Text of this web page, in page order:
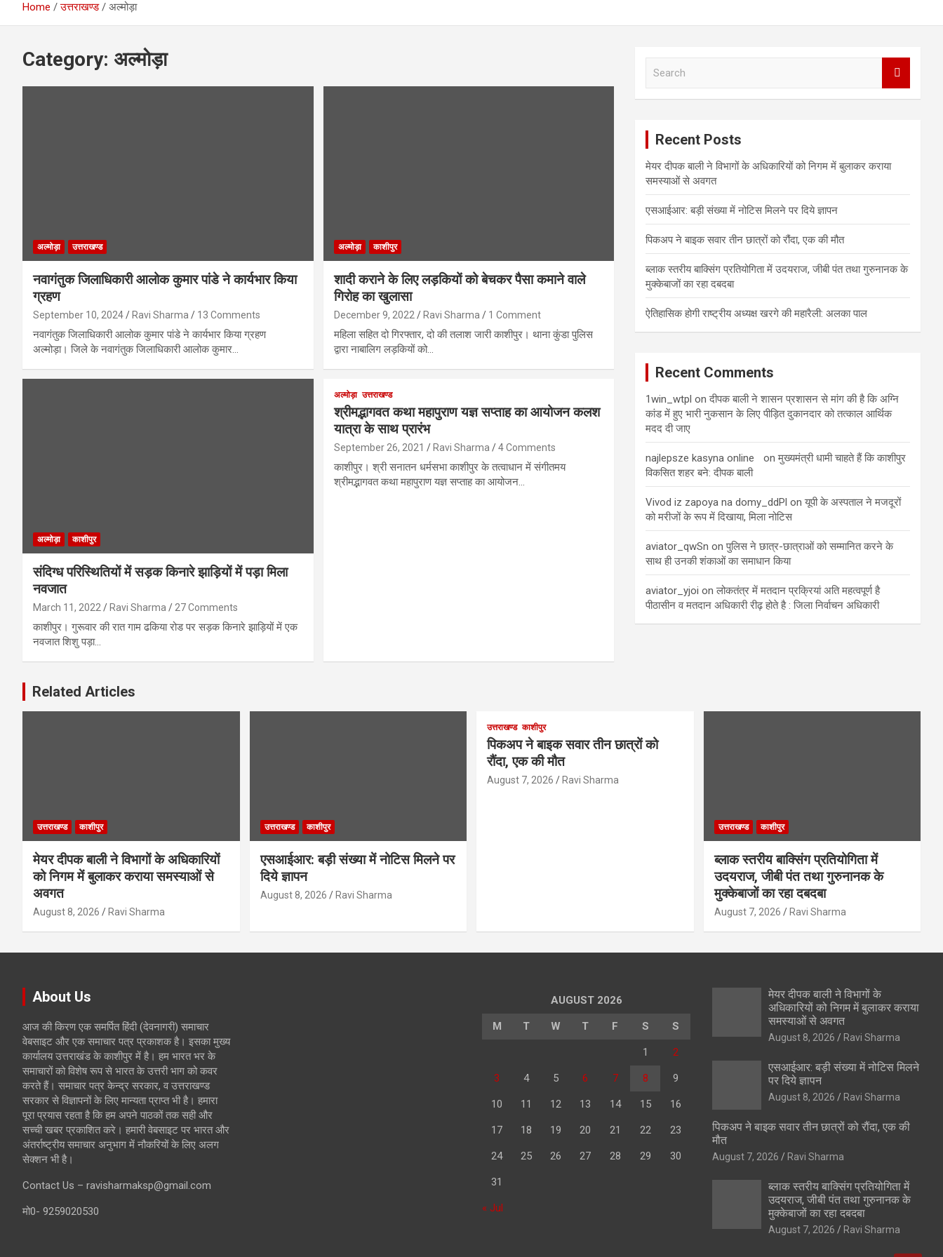
Home उत्तराखण्ड अल्मोड़ा
Category: अल्मोड़ा
अल्मोड़ा उत्तराखण्ड
नवागंतुक जिलाधिकारी आलोक कुमार पांडे ने कार्यभार किया
ग्रहण
September 10, 2024 Ravi Sharma 13 Comments
नवागंतुक जिलाधिकारी आलोक कुमार पांडे ने कार्यभार किया ग्रहण
अल्मोड़ा। जिले के नवागंतुक जिलाधिकारी आलोक कुमार…
अल्मोड़ा काशीपुर
शादी कराने के लिए लड़कियों को बेचकर पैसा कमाने वाले
गिरोह का खुलासा
December 9, 2022 Ravi Sharma 1 Comment
महिला सहित दो गिरफ्तार, दो की तलाश जारी काशीपुर। थाना कुंडा पुलिस
द्वारा नाबालिग लड़कियों को…
अल्मोड़ा काशीपुर
संदिग्ध परिस्थितियों में सड़क किनारे झाड़ियों में पड़ा मिला
नवजात
March 11, 2022 Ravi Sharma 27 Comments
काशीपुर। गुरूवार की रात गाम ढकिया रोड पर सड़क किनारे झाड़ियों में एक
नवजात शिशु पड़ा…
अल्मोड़ा उत्तराखण्ड
श्रीमद्भागवत कथा महापुराण यज्ञ सप्ताह का आयोजन कलश
यात्रा के साथ प्रारंभ
September 26, 2021 Ravi Sharma 4 Comments
काशीपुर। श्री सनातन धर्मसभा काशीपुर के तत्वाधान में संगीतमय
श्रीमद्भागवत कथा महापुराण यज्ञ सप्ताह का आयोजन…
Recent Posts
मेयर दीपक बाली ने विभागों के अधिकारियों को निगम में बुलाकर कराया
समस्याओं से अवगत
एसआईआर: बड़ी संख्या में नोटिस मिलने पर दिये ज्ञापन
पिकअप ने बाइक सवार तीन छात्रों को रौंदा, एक की मौत
ब्लाक स्तरीय बाक्सिंग प्रतियोगिता में उदयराज, जीबी पंत तथा गुरुनानक के
मुक्केबाजों का रहा दबदबा
ऐतिहासिक होगी राष्ट्रीय अध्यक्ष खरगे की महारैली: अलका पाल
Recent Comments
1win_wtpl onदीपक बाली ने शासन प्रशासन से मांग की है कि अग्नि
कांड में हुए भारी नुकसान के लिए पीड़ित दुकानदार को तत्काल आर्थिक
मदद दी जाए
najlepsze kasyna online onमुख्यमंत्री धामी चाहते हैं कि काशीपुर
विकसित शहर बने: दीपक बाली
Vivod iz zapoya na domy_ddPl onयूपी के अस्पताल ने मजदूरों
को मरीजों के रूप में दिखाया, मिला नोटिस
aviator_qwSn onपुलिस ने छात्र-छात्राओं को सम्मानित करने के
साथ ही उनकी शंकाओं का समाधान किया
aviator_yjoi onलोकतंत्र में मतदान प्रक्रियां अति महत्वपूर्ण है
पीठासीन व मतदान अधिकारी रीढ़ होते है : जिला निर्वाचन अधिकारी
Related Articles
उत्तराखण्ड काशीपुर
मेयर दीपक बाली ने विभागों के अधिकारियों
को निगम में बुलाकर कराया समस्याओं से
अवगत
August 8, 2026 Ravi Sharma
उत्तराखण्ड काशीपुर
एसआईआर: बड़ी संख्या में नोटिस मिलने पर
दिये ज्ञापन
August 8, 2026 Ravi Sharma
उत्तराखण्ड काशीपुर
पिकअप ने बाइक सवार तीन छात्रों को
रौंदा, एक की मौत
August 7, 2026 Ravi Sharma
उत्तराखण्ड काशीपुर
ब्लाक स्तरीय बाक्सिंग प्रतियोगिता में
उदयराज, जीबी पंत तथा गुरुनानक के
मुक्केबाजों का रहा दबदबा
August 7, 2026 Ravi Sharma
About Us
आज की किरण एक समर्पित हिंदी (देवनागरी) समाचार
वेबसाइट और एक समाचार पत्र प्रकाशक है। इसका मुख्य
कार्यालय उत्तराखंड के काशीपुर में है। हम भारत भर के
समाचारों को विशेष रूप से भारत के उत्तरी भाग को कवर
करते हैं। समाचार पत्र केन्द्र सरकार, व उत्तराखण्ड
सरकार से विज्ञापनों के लिए मान्यता प्राप्त भी है। हमारा
पूरा प्रयास रहता है कि हम अपने पाठकों तक सही और
सच्ची खबर प्रकाशित करे। हमारी वेबसाइट पर भारत और
अंतर्राष्ट्रीय समाचार अनुभाग में नौकरियों के लिए अलग
सेक्शन भी है।
Contact Us – ravisharmaksp@gmail.com
मो0- 9259020530
AUGUST 2026
M T W T F S S
1 2
3 4 5 6 7 8 9
10 11 12 13 14 15 16
17 18 19 20 21 22 23
24 25 26 27 28 29 30
31
« Jul
मेयर दीपक बाली ने विभागों के
अधिकारियों को निगम में बुलाकर कराया
समस्याओं से अवगत
August 8, 2026 Ravi Sharma
एसआईआर: बड़ी संख्या में नोटिस मिलने
पर दिये ज्ञापन
August 8, 2026 Ravi Sharma
पिकअप ने बाइक सवार तीन छात्रों को रौंदा, एक की
मौत
August 7, 2026 Ravi Sharma
ब्लाक स्तरीय बाक्सिंग प्रतियोगिता में
उदयराज, जीबी पंत तथा गुरुनानक के
मुक्केबाजों का रहा दबदबा
August 7, 2026 Ravi Sharma